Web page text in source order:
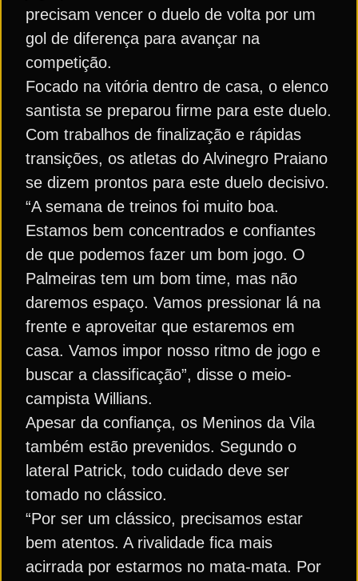
precisam vencer o duelo de volta por um
gol de diferença para avançar na
competição.
Focado na vitória dentro de casa, o elenco
santista se preparou firme para este duelo.
Com trabalhos de finalização e rápidas
transições, os atletas do Alvinegro Praiano
se dizem prontos para este duelo decisivo.
“A semana de treinos foi muito boa.
Estamos bem concentrados e confiantes
de que podemos fazer um bom jogo. O
Palmeiras tem um bom time, mas não
daremos espaço. Vamos pressionar lá na
frente e aproveitar que estaremos em
casa. Vamos impor nosso ritmo de jogo e
buscar a classificação”, disse o meio-
campista Willians.
Apesar da confiança, os Meninos da Vila
também estão prevenidos. Segundo o
lateral Patrick, todo cuidado deve ser
tomado no clássico.
“Por ser um clássico, precisamos estar
bem atentos. A rivalidade fica mais
acirrada por estarmos no mata-mata. Por